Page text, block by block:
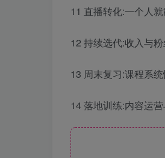
11 直播转化:一个人
12 持续选代:收入与
13 周末复习:课程系
14 落地训练:内容运